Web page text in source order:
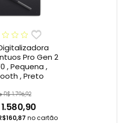
Pro Gen 2
, Pequena ,
, Preto
R$ 1.796,92
1.580,90
no cartão